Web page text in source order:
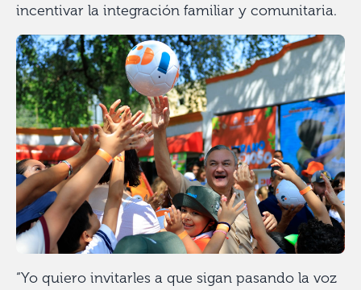
incentivar la integración familiar y comunitaria.
“Yo quiero invitarles a que sigan pasando la voz